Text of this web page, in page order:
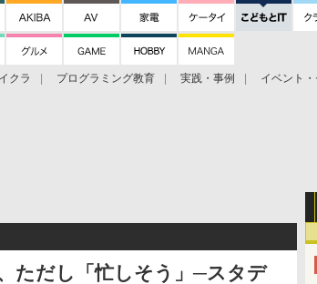
クラ プログラミング教育 実践・事例 イベント
ただし「忙しそう」─スタデ